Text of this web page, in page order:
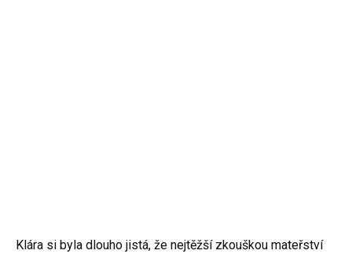
Klára si byla dlouho jistá, že nejtěžší zkouškou mateřství